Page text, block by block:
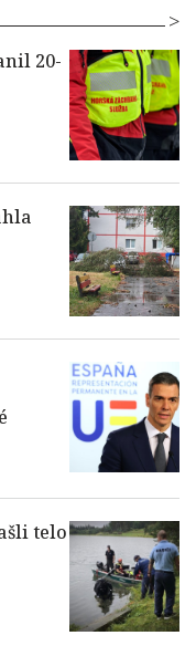
20-
telo